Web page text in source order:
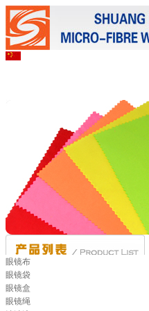
眼镜布
眼镜袋
眼镜盒
眼镜绳